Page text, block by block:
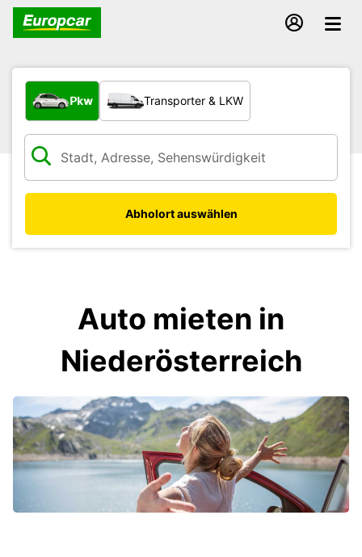
Welche Art von Fahrzeug?
Pkw Transporter & LKW
Abholort auswählen
Auto mieten in
Niederösterreich